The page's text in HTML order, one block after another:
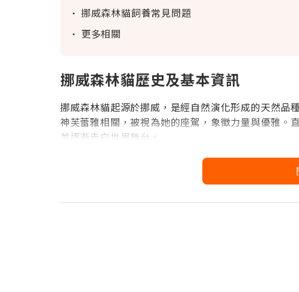
挪威森林貓飼養常見問題
更多相關
挪威森林貓歷史及基本資訊
挪威森林貓起源於挪威，是經自然演化形成的天然品
神芙蕾雅相關，被視為她的座駕，象徵力量與優雅。
並逐漸走向世界舞台。